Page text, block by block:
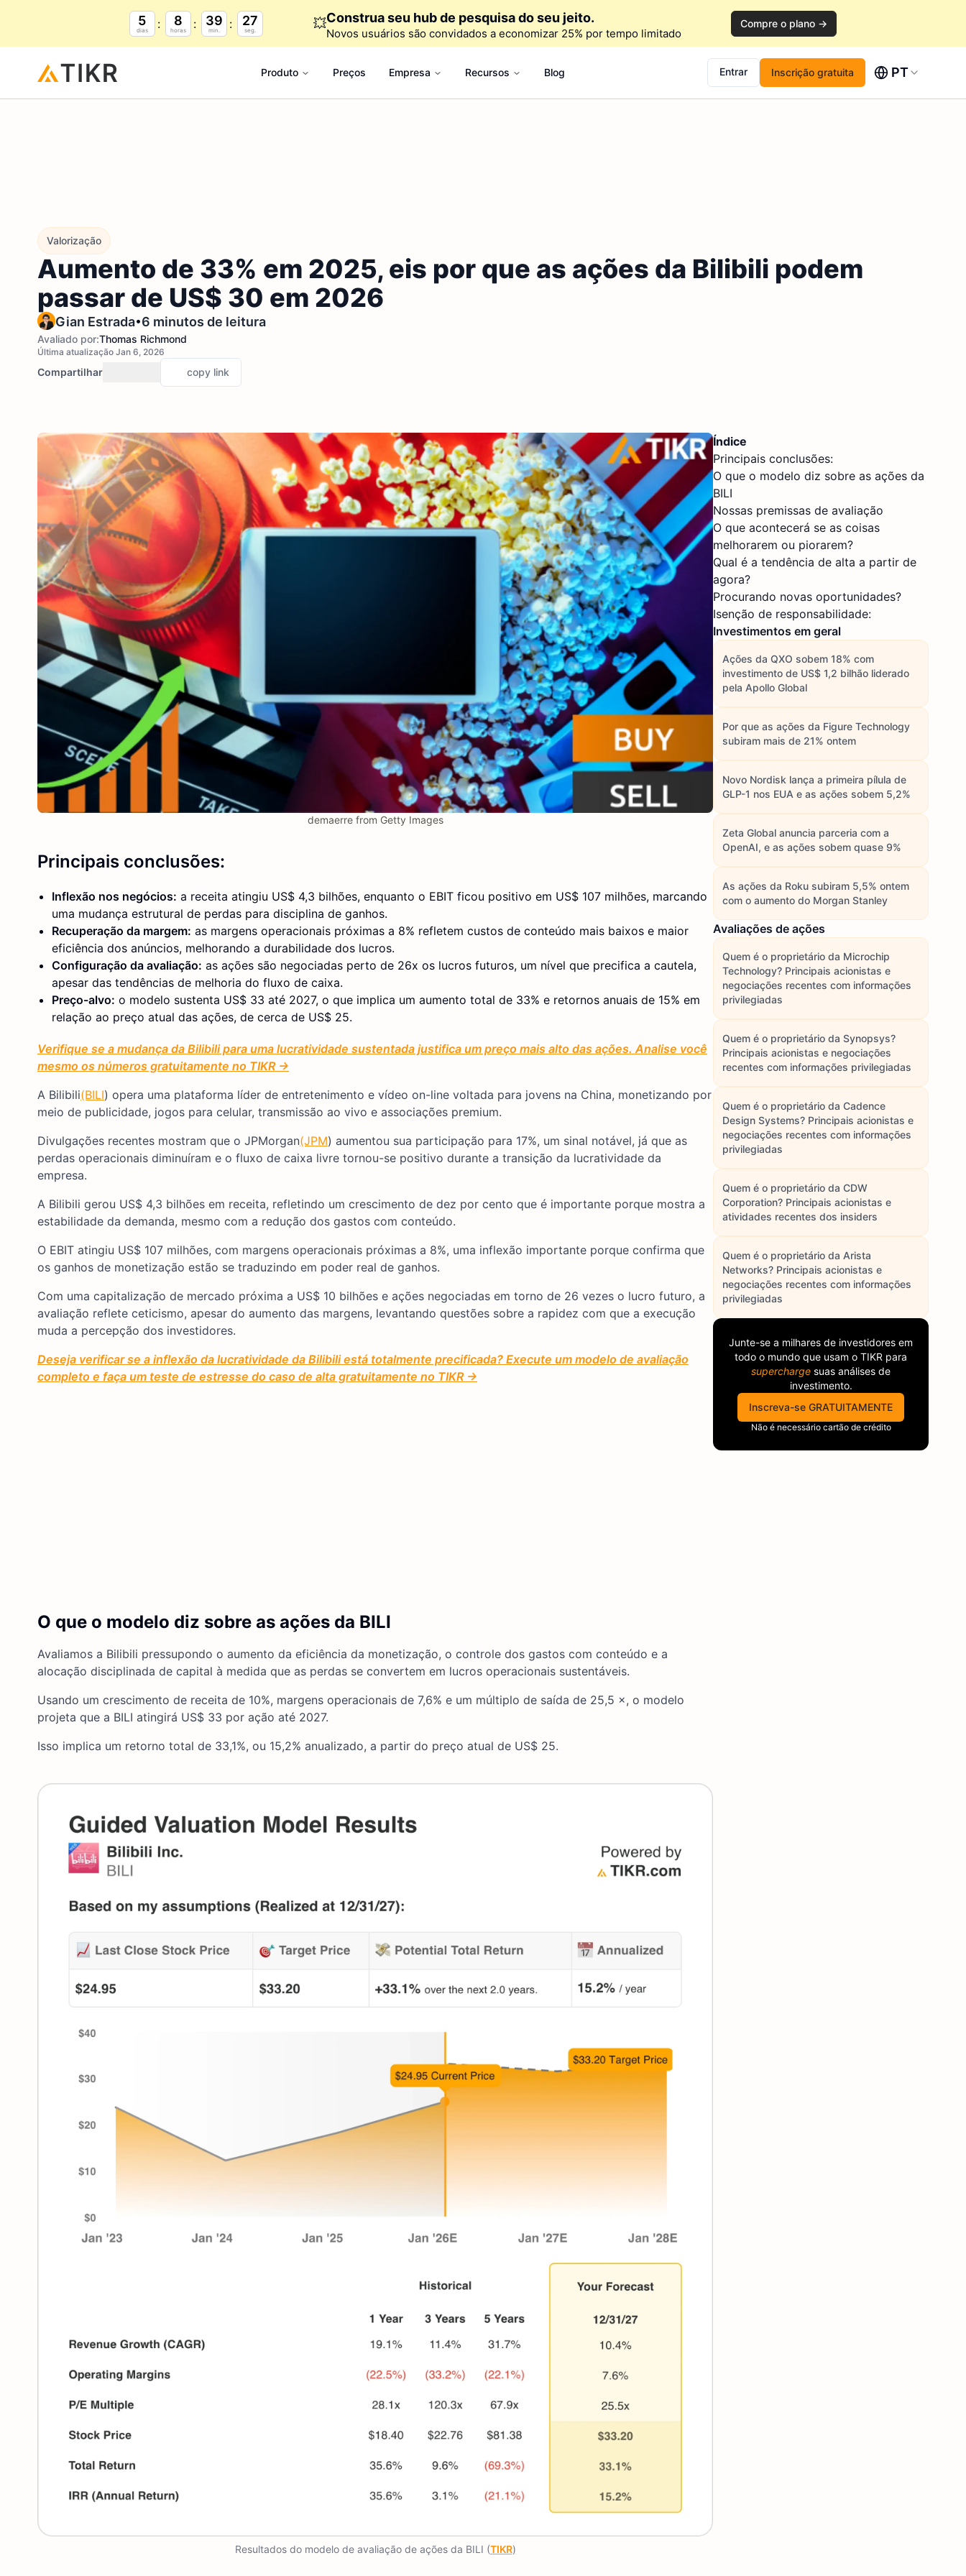
5
dias
8
horas
39
min.
26
seg. 💥Construa seu hub de pesquisa do seu jeito.
Novos usuários são convidados a economizar 25% por tempo limitado
Compre o plano →
Produto Preços Empresa Recursos Blog Entrar Inscrição gratuita PT
Valorização
Aumento de 33% em 2025, eis por que as ações da Bilibili podem
passar de US$ 30 em 2026
Gian Estrada•6 minutos de leitura
Avaliado por:Thomas Richmond
Última atualização Jan 6, 2026
Compartilhar copy link
demaerre from Getty Images
Principais conclusões:
Inflexão nos negócios: a receita atingiu US$ 4,3 bilhões, enquanto o EBIT ficou positivo em US$ 107 milhões, marcando
uma mudança estrutural de perdas para disciplina de ganhos.
Recuperação da margem: as margens operacionais próximas a 8% refletem custos de conteúdo mais baixos e maior
eficiência dos anúncios, melhorando a durabilidade dos lucros.
Configuração da avaliação: as ações são negociadas perto de 26x os lucros futuros, um nível que precifica a cautela,
apesar das tendências de melhoria do fluxo de caixa.
Preço-alvo: o modelo sustenta US$ 33 até 2027, o que implica um aumento total de 33% e retornos anuais de 15% em
relação ao preço atual das ações, de cerca de US$ 25.
Verifique se a mudança da Bilibili para uma lucratividade sustentada justifica um preço mais alto das ações. Analise você
mesmo os números gratuitamente no TIKR →
A Bilibili(BILI) opera uma plataforma líder de entretenimento e vídeo on-line voltada para jovens na China, monetizando por
meio de publicidade, jogos para celular, transmissão ao vivo e associações premium.
Divulgações recentes mostram que o JPMorgan(JPM) aumentou sua participação para 17%, um sinal notável, já que as
perdas operacionais diminuíram e o fluxo de caixa livre tornou-se positivo durante a transição da lucratividade da
empresa.
A Bilibili gerou US$ 4,3 bilhões em receita, refletindo um crescimento de dez por cento que é importante porque mostra a
estabilidade da demanda, mesmo com a redução dos gastos com conteúdo.
O EBIT atingiu US$ 107 milhões, com margens operacionais próximas a 8%, uma inflexão importante porque confirma que
os ganhos de monetização estão se traduzindo em poder real de ganhos.
Com uma capitalização de mercado próxima a US$ 10 bilhões e ações negociadas em torno de 26 vezes o lucro futuro, a
avaliação reflete ceticismo, apesar do aumento das margens, levantando questões sobre a rapidez com que a execução
muda a percepção dos investidores.
Deseja verificar se a inflexão da lucratividade da Bilibili está totalmente precificada? Execute um modelo de avaliação
completo e faça um teste de estresse do caso de alta gratuitamente no TIKR →
O que o modelo diz sobre as ações da BILI
Avaliamos a Bilibili pressupondo o aumento da eficiência da monetização, o controle dos gastos com conteúdo e a
alocação disciplinada de capital à medida que as perdas se convertem em lucros operacionais sustentáveis.
Usando um crescimento de receita de 10%, margens operacionais de 7,6% e um múltiplo de saída de 25,5 ×, o modelo
projeta que a BILI atingirá US$ 33 por ação até 2027.
Isso implica um retorno total de 33,1%, ou 15,2% anualizado, a partir do preço atual de US$ 25.
Resultados do modelo de avaliação de ações da BILI (TIKR)
Índice
Principais conclusões:
O que o modelo diz sobre as ações da
BILI
Nossas premissas de avaliação
O que acontecerá se as coisas
melhorarem ou piorarem?
Qual é a tendência de alta a partir de
agora?
Procurando novas oportunidades?
Isenção de responsabilidade:
Investimentos em geral
Ações da QXO sobem 18% com
investimento de US$ 1,2 bilhão liderado
pela Apollo Global
Por que as ações da Figure Technology
subiram mais de 21% ontem
Novo Nordisk lança a primeira pílula de
GLP-1 nos EUA e as ações sobem 5,2%
Zeta Global anuncia parceria com a
OpenAI, e as ações sobem quase 9%
As ações da Roku subiram 5,5% ontem
com o aumento do Morgan Stanley
Avaliações de ações
Quem é o proprietário da Microchip
Technology? Principais acionistas e
negociações recentes com informações
privilegiadas
Quem é o proprietário da Synopsys?
Principais acionistas e negociações
recentes com informações privilegiadas
Quem é o proprietário da Cadence
Design Systems? Principais acionistas e
negociações recentes com informações
privilegiadas
Quem é o proprietário da CDW
Corporation? Principais acionistas e
atividades recentes dos insiders
Quem é o proprietário da Arista
Networks? Principais acionistas e
negociações recentes com informações
privilegiadas
Junte-se a milhares de investidores em
todo o mundo que usam o TIKR para
supercharge suas análises de
investimento.
Inscreva-se GRATUITAMENTE
Não é necessário cartão de crédito